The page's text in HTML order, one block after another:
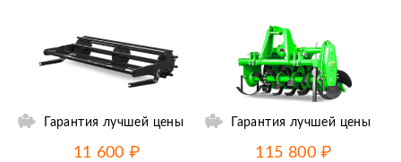
Гарантия лучшей цены
11 600 ₽
Ещё 4 фотографии
Гарантия лучшей цены
115 800 ₽